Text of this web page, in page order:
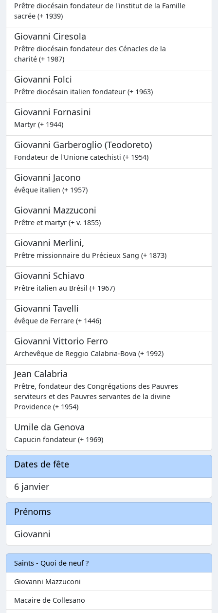
Prêtre diocésain fondateur de l'institut de la Famille
sacrée (+ 1939)
Giovanni Ciresola
Prêtre diocésain fondateur des Cénacles de la
charité (+ 1987)
Giovanni Folci
Prêtre diocésain italien fondateur (+ 1963)
Giovanni Fornasini
Martyr (+ 1944)
Giovanni Garberoglio (Teodoreto)
Fondateur de l'Unione catechisti (+ 1954)
Giovanni Jacono
évêque italien (+ 1957)
Giovanni Mazzuconi
Prêtre et martyr (+ v. 1855)
Giovanni Merlini,
Prêtre missionnaire du Précieux Sang (+ 1873)
Giovanni Schiavo
Prêtre italien au Brésil (+ 1967)
Giovanni Tavelli
évêque de Ferrare (+ 1446)
Giovanni Vittorio Ferro
Archevêque de Reggio Calabria-Bova (+ 1992)
Jean Calabria
Prêtre, fondateur des Congrégations des Pauvres
serviteurs et des Pauvres servantes de la divine
Providence (+ 1954)
Umile da Genova
Capucin fondateur (+ 1969)
Dates de fête
6 janvier
Prénoms
Giovanni
Saints - Quoi de neuf ?
Giovanni Mazzuconi
Macaire de Collesano